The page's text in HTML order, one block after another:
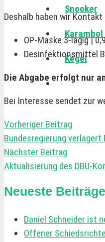
Snooker
Karambol
Kegel
Deshalb haben wir
OP-Maske 3-lagig |
Desinfektionsmittel
Die Abgabe erfolgt nur
Bei Interesse sendet zur
Vorheriger Beitrag
Bundesregierung
Nächster Beitrag
Aktualisierung des DBU-
Neueste Beiträge
Daniel Schneider ist
Offener